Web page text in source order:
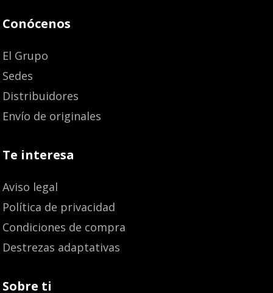
Conócenos
El Grupo
Sedes
Distribuidores
Envío de originales
Te interesa
Aviso legal
Política de privacidad
Condiciones de compra
Destrezas adaptativas
Sobre ti